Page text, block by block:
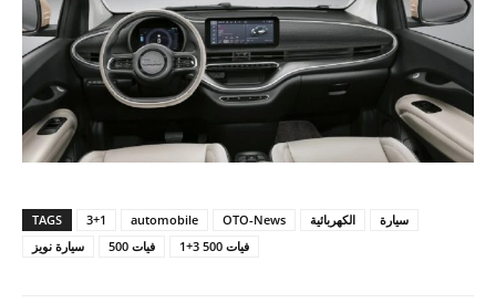
TAGS 3+1 automobile OTO-News الكهربائية
سيارة
سيارة نويز
فيات 500 فيات 500 3+1